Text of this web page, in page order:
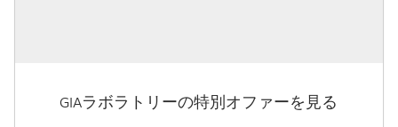
GIAラボラトリーの特別オファーを見る